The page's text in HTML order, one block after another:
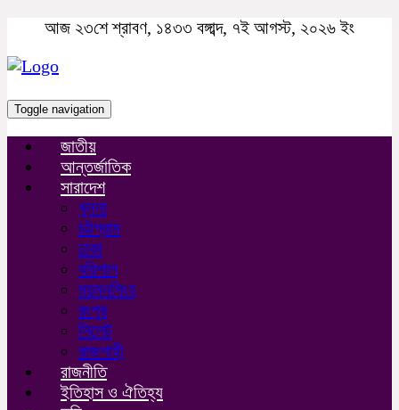
আজ ২৩শে শ্রাবণ, ১৪৩৩ বঙ্গাব্দ, ৭ই আগস্ট, ২০২৬ ইং
Toggle navigation
জাতীয়
আন্তর্জাতিক
সারাদেশ
খুলনা
চট্টগ্রাম
ঢাকা
বরিশাল
ময়মনসিংহ
রংপুর
সিলেট
রাজশাহী
রাজনীতি
ইতিহাস ও ঐতিহ্য